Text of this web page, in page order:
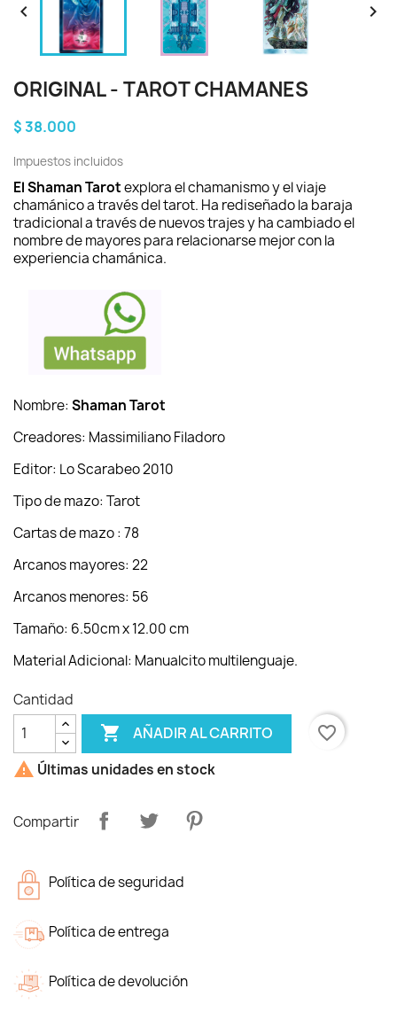
 
ORIGINAL - TAROT CHAMANES
$ 38.000
Impuestos incluidos
El Shaman Tarotexplora el chamanismo y el viaje
chamánico a través del tarot. Ha rediseñado la baraja
tradicional a través de nuevos trajes y ha cambiado el
nombre de mayores para relacionarse mejor con la
experiencia chamánica.
Nombre: Shaman Tarot
Creadores: Massimiliano Filadoro
Editor: Lo Scarabeo 2010
Tipo de mazo: Tarot
Cartas de mazo : 78
Arcanos mayores: 22
Arcanos menores: 56
Tamaño: 6.50cm x 12.00 cm
Material Adicional: Manualcito multilenguaje.
Cantidad
 AÑADIR AL CARRITO
favorite_border
 Últimas unidades en stock
Compartir
Política de seguridad
Política de entrega
Política de devolución